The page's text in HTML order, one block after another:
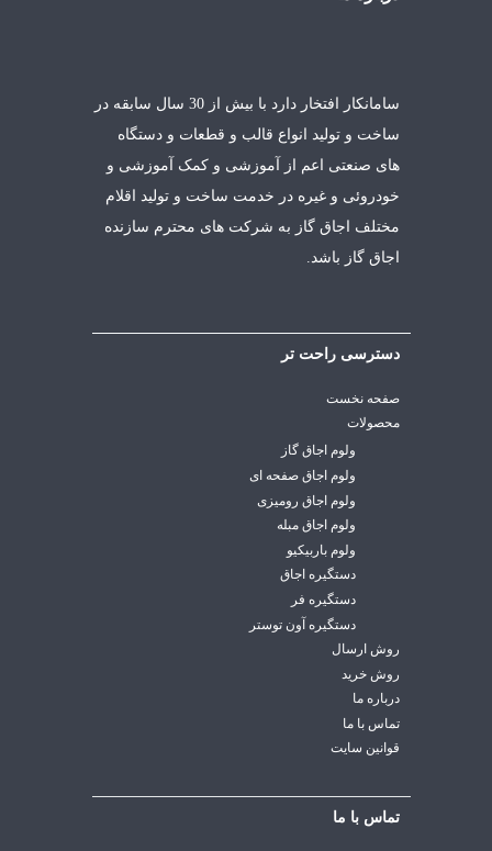
سامانکار افتخار دارد با بیش از 30 سال سابقه در
ساخت و تولید انواع قالب و قطعات و دستگاه
های صنعتی اعم از آموزشی و کمک آموزشی و
خودروئی و غیره در خدمت ساخت و تولید اقلام
مختلف اجاق گاز به شرکت های محترم سازنده
اجاق گاز باشد.
دسترسی راحت تر
صفحه نخست
محصولات
ولوم اجاق گاز
ولوم اجاق صفحه ای
ولوم اجاق رومیزی
ولوم اجاق مبله
ولوم باربیکیو
دستگیره اجاق
دستگیره فر
دستگیره آون توستر
روش ارسال
روش خرید
درباره ما
تماس با ما
قوانین سایت
تماس با ما